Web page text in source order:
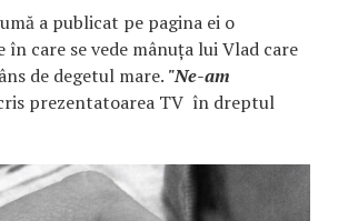
a publicat pe pagina ei o
în care se vede mânuța lui Vlad care
de degetul mare. "Ne-am
prezentatoarea TV în dreptul